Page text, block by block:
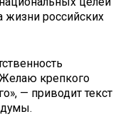
жизни российских
крепкого
— приводит текст